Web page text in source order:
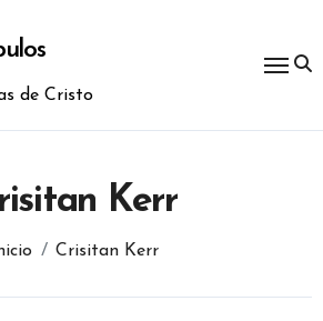
de Cristo
Kerr
Crisitan Kerr